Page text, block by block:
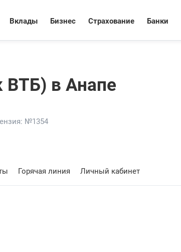
Вклады Бизнес Страхование Банки
ВТБ) в Анапе
№1354
Горячая линия Личный кабинет